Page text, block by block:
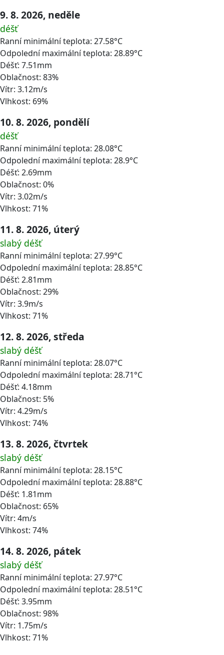
9. 8. 2026, neděle
déšť
Ranní minimální teplota: 27.58°C
Odpolední maximální teplota: 28.89°C
Déšť: 7.51mm
Oblačnost: 83%
Vítr: 3.12m/s
Vlhkost: 69%
10. 8. 2026, pondělí
déšť
Ranní minimální teplota: 28.08°C
Odpolední maximální teplota: 28.9°C
Déšť: 2.69mm
Oblačnost: 0%
Vítr: 3.02m/s
Vlhkost: 71%
11. 8. 2026, úterý
slabý déšť
Ranní minimální teplota: 27.99°C
Odpolední maximální teplota: 28.85°C
Déšť: 2.81mm
Oblačnost: 29%
Vítr: 3.9m/s
Vlhkost: 71%
12. 8. 2026, středa
slabý déšť
Ranní minimální teplota: 28.07°C
Odpolední maximální teplota: 28.71°C
Déšť: 4.18mm
Oblačnost: 5%
Vítr: 4.29m/s
Vlhkost: 74%
13. 8. 2026, čtvrtek
slabý déšť
Ranní minimální teplota: 28.15°C
Odpolední maximální teplota: 28.88°C
Déšť: 1.81mm
Oblačnost: 65%
Vítr: 4m/s
Vlhkost: 74%
14. 8. 2026, pátek
slabý déšť
Ranní minimální teplota: 27.97°C
Odpolední maximální teplota: 28.51°C
Déšť: 3.95mm
Oblačnost: 98%
Vítr: 1.75m/s
Vlhkost: 71%